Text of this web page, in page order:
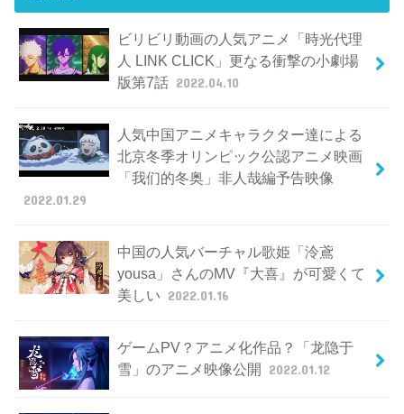
ビリビリ動画の人気アニメ「時光代理
人 LINK CLICK」更なる衝撃の小劇場
版第7話 2022.04.10
人気中国アニメキャラクター達による
北京冬季オリンピック公認アニメ映画
「我们的冬奥」非人哉編予告映像
2022.01.29
中国の人気バーチャル歌姫「泠鳶
yousa」さんのMV『大喜』が可愛くて
美しい 2022.01.16
ゲームPV？アニメ化作品？「龙隐于
雪」のアニメ映像公開 2022.01.12